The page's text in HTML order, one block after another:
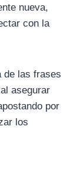
nueva,
con la
de las frases
asegurar
por
los